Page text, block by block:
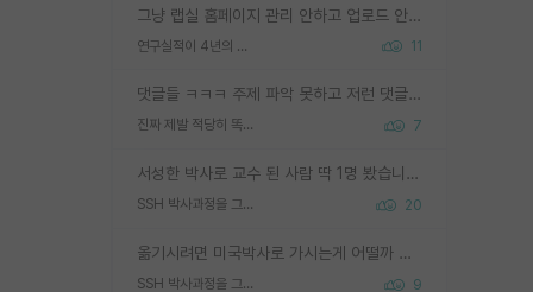
그냥 랩실 홈페이지 관리 안하고 업로드 안한거 아님?
연구실적이 4년의 공백이 있는거 어떻게 생각하냐 11
댓글들 ㅋㅋㅋ 주제 파악 못하고 저런 댓글들을 쓰네. 조직에 인간이 얼마나 중요한데 걱정될 수도 있지 ㅋㅋ 본인들은 퍽이나 잘하나봐 ? 현실은 남들한테 욕 안 먹는 1인분만 하는 것도 힘들텐데 ?
진짜 제발 적당히 똑똑한 박사과정이라도 위에 있었으면.. 7
서성한 박사로 교수 된 사람 딱 1명 봤습니다. 근데 지방대 박사로 교수된 거는 기적이 일어나야되요. 서성한 학부부터여도 빡센게 교수임용일텐데 지방대박사로 무슨 교수가 되나요...... 중소기업/중견기업 팀장급/연구소장급이나 될거 같네요.
SSH 박사과정을 그만두고 지방대 박사로 옮기면 교수의 꿈은 끝일까요? 20
옮기시려면 미국박사로 가시는게 어떨까 싶네요. 교수가 꿈이면 미국박사 하고 미국교수 까지 같이 노리시는게 기회가 많지 않을까요?
SSH 박사과정을 그만두고 지방대 박사로 옮기면 교수의 꿈은 끝일까요? 9